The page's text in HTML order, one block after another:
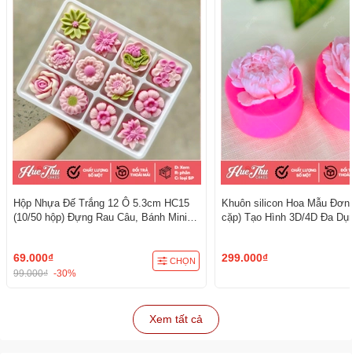
Hộp Nhựa Đế Trắng 12 Ô 5.3cm HC15
(10/50 hộp) Đựng Rau Câu, Bánh Mini,
69.000₫
99.000₫ -30%
CHỌN
Khuôn silicon Hoa Mẫu Đơn
cặp) Tạo Hình 3D/4D Đa
299.000₫
Xem tất cả